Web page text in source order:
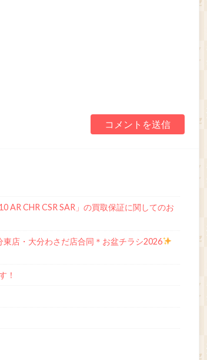
AR CHR CSR SAR」の買取保証に関してのお
東店・大分わさだ店合同＊お盆チラシ2026
！